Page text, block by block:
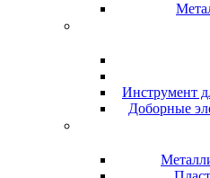
Инструмент
Доборные